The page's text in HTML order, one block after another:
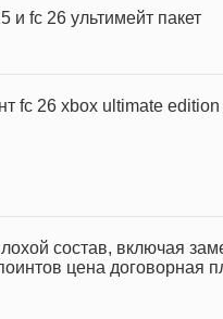
и fc 26 ультимейт пакет
fc 26 xbox ultimate
состав, включая
цена договорная